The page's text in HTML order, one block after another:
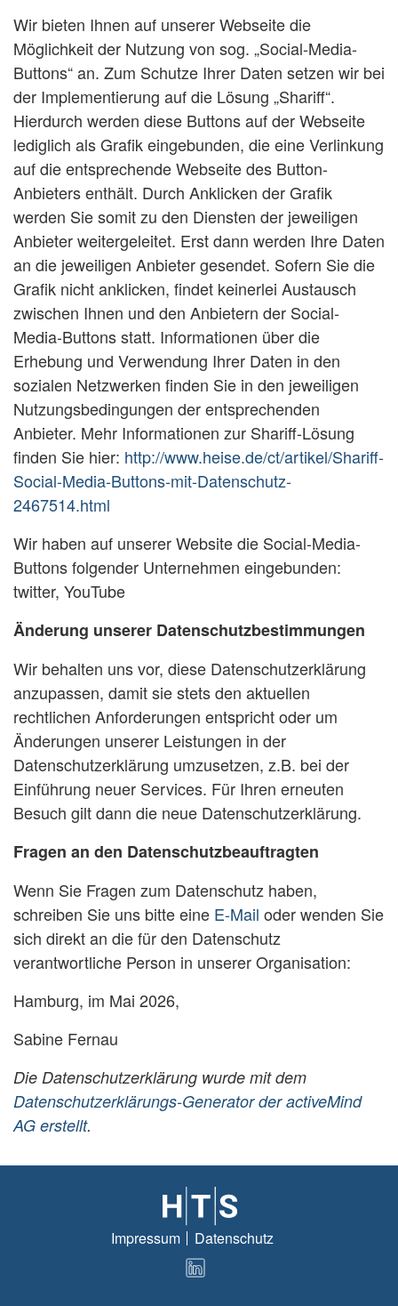
Wir bieten Ihnen auf unserer Webseite die
Möglichkeit der Nutzung von sog. „Social-Media-
Buttons“ an. Zum Schutze Ihrer Daten setzen wir bei
der Implementierung auf die Lösung „Shariff“.
Hierdurch werden diese Buttons auf der Webseite
lediglich als Grafik eingebunden, die eine Verlinkung
auf die entsprechende Webseite des Button-
Anbieters enthält. Durch Anklicken der Grafik
werden Sie somit zu den Diensten der jeweiligen
Anbieter weitergeleitet. Erst dann werden Ihre Daten
an die jeweiligen Anbieter gesendet. Sofern Sie die
Grafik nicht anklicken, findet keinerlei Austausch
zwischen Ihnen und den Anbietern der Social-
Media-Buttons statt. Informationen über die
Erhebung und Verwendung Ihrer Daten in den
sozialen Netzwerken finden Sie in den jeweiligen
Nutzungsbedingungen der entsprechenden
Anbieter. Mehr Informationen zur Shariff-Lösung
finden Sie hier: http://www.heise.de/ct/artikel/Shariff-
Social-Media-Buttons-mit-Datenschutz-
2467514.html
Wir haben auf unserer Website die Social-Media-
Buttons folgender Unternehmen eingebunden:
twitter, YouTube
Änderung unserer Datenschutzbestimmungen
Wir behalten uns vor, diese Datenschutzerklärung
anzupassen, damit sie stets den aktuellen
rechtlichen Anforderungen entspricht oder um
Änderungen unserer Leistungen in der
Datenschutzerklärung umzusetzen, z.B. bei der
Einführung neuer Services. Für Ihren erneuten
Besuch gilt dann die neue Datenschutzerklärung.
Fragen an den Datenschutzbeauftragten
Wenn Sie Fragen zum Datenschutz haben,
schreiben Sie uns bitte eine E-Mail oder wenden Sie
sich direkt an die für den Datenschutz
verantwortliche Person in unserer Organisation:
Hamburg, im Mai 2026,
Sabine Fernau
Die Datenschutzerklärung wurde mit dem
Datenschutzerklärungs-Generator der activeMind
AG erstellt.
Impressum Datenschutz